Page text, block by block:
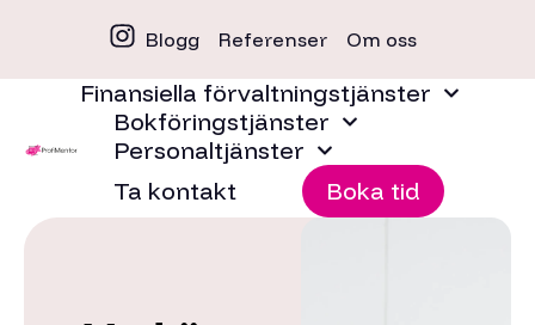
Blogg Referenser Om oss
Finansiella förvaltningstjänster
Bokföringstjänster
Personaltjänster
Ta kontakt
Boka tid